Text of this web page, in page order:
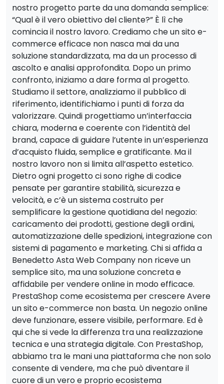
nostro progetto parte da una domanda semplice:
“Qual è il vero obiettivo del cliente?” È lì che
comincia il nostro lavoro. Crediamo che un sito e-
commerce efficace non nasca mai da una
soluzione standardizzata, ma da un processo di
ascolto e analisi approfondita. Dopo un primo
confronto, iniziamo a dare forma al progetto.
Studiamo il settore, analizziamo il pubblico di
riferimento, identifichiamo i punti di forza da
valorizzare. Quindi progettiamo un’interfaccia
chiara, moderna e coerente con l’identità del
brand, capace di guidare l’utente in un’esperienza
d’acquisto fluida, semplice e gratificante. Ma il
nostro lavoro non si limita all’aspetto estetico.
Dietro ogni progetto ci sono righe di codice
pensate per garantire stabilità, sicurezza e
velocità, e c’è un sistema costruito per
semplificare la gestione quotidiana del negozio:
caricamento dei prodotti, gestione degli ordini,
automatizzazione delle spedizioni, integrazione con
sistemi di pagamento e marketing. Chi si affida a
Benedetto Asta Web Company non riceve un
semplice sito, ma una soluzione concreta e
affidabile per vendere online in modo efficace.
PrestaShop come ecosistema per crescere Avere
un sito e-commerce non basta. Un negozio online
deve funzionare, essere visibile, performare. Ed è
qui che si vede la differenza tra una realizzazione
tecnica e una strategia digitale. Con PrestaShop,
abbiamo tra le mani una piattaforma che non solo
consente di vendere, ma che può diventare il
cuore di un vero e proprio ecosistema